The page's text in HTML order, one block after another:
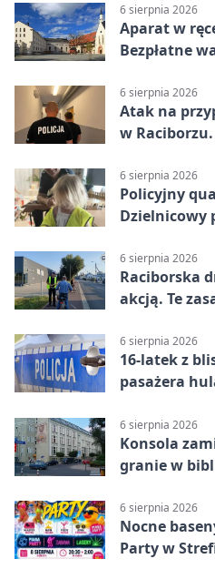
6 sierpnia 2026
Aparat w
Bezpłatne
6 sierpnia 2026
Atak na
w
6 sierpnia 2026
Policyjny
Dzielnicowy
6 sierpnia 2026
Raciborska
akcją. Te
6 sierpnia 2026
16-latek z
pasażera
6 sierpnia 2026
Konsola
granie w
6 sierpnia 2026
Nocne
Party w